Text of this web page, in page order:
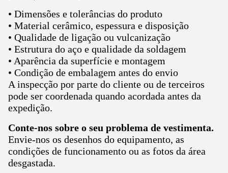
• Dimensões e tolerâncias do produto
• Material cerâmico, espessura e disposição
• Qualidade de ligação ou vulcanização
• Estrutura do aço e qualidade da soldagem
• Aparência da superfície e montagem
• Condição de embalagem antes do envio
A inspecção por parte do cliente ou de terceiros
pode ser coordenada quando acordada antes da
expedição.
Conte-nos sobre o seu problema de vestimenta.
Envie-nos os desenhos do equipamento, as
condições de funcionamento ou as fotos da área
desgastada.